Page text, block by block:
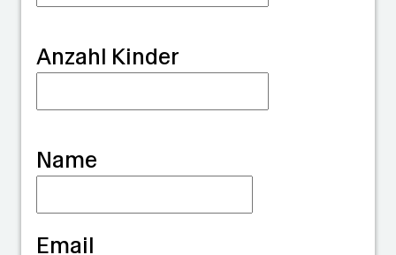
Anzahl Kinder
Name
Email
a
r
d
n